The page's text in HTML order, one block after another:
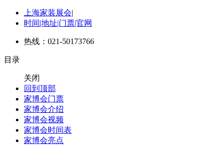
上海家装展会|
时间|地址|门票|官网
热线：021-50173766
目录
关闭
回到顶部
家博会门票
家博会介绍
家博会视频
家博会时间表
家博会亮点